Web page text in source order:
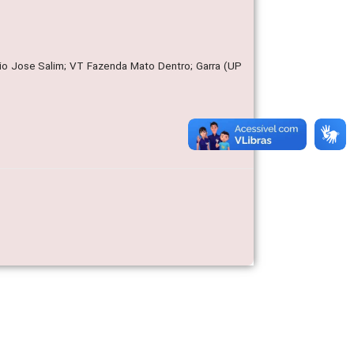
Jose Salim; VT Fazenda Mato Dentro; Garra (UP